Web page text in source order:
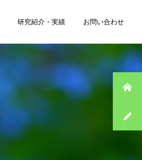
研究紹介・実績 お問い合わせ